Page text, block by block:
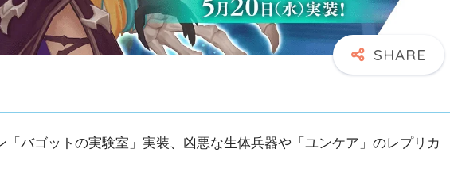
「バゴットの実験室」実装、凶悪な生体兵器や「ユンケア」のレプリカ